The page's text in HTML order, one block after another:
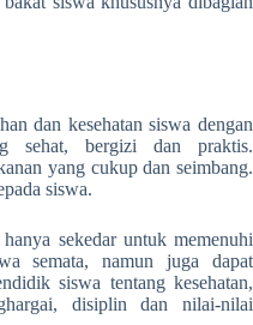
dan kesehatan siswa dengan
sehat, bergizi dan praktis.
yang cukup dan seimbang.
siswa.
sekedar untuk memenuhi
semata, namun juga dapat
siswa tentang kesehatan,
disiplin dan nilai-nilai